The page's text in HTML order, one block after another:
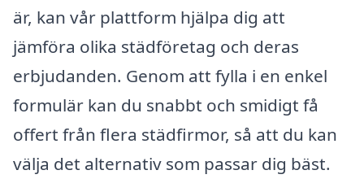
är, kan vår plattform hjälpa dig att
jämföra olika städföretag och deras
erbjudanden. Genom att fylla i en enkel
formulär kan du snabbt och smidigt få
offert från flera städfirmor, så att du kan
välja det alternativ som passar dig bäst.